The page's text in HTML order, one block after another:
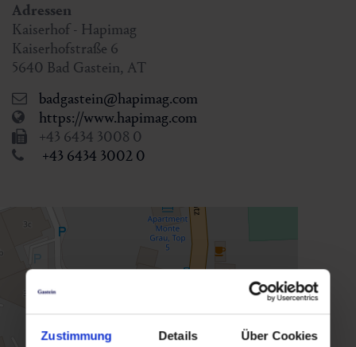
Zustimmung Details Über Cookies
Adressen
Kaiserhof - Hapimag
Kaiserhofstraße 6
5640 Bad Gastein, AT
badgastein@hapimag.com
https://www.hapimag.com
+43 6434 3008 0
+43 6434 3002 0